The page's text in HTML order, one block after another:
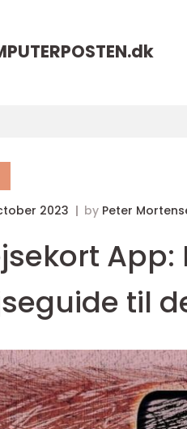
dk
2023 by Peter
til